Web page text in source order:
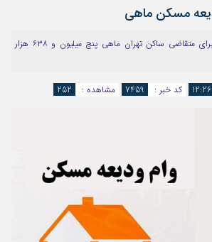
اپلیکیشنمسکن ماهی
​اقساط وام ودیعه مسکن برای متقاضی ساکن تهران ماهی پنج میلیون و ۶۳۸ هزار
کد خبر : 7459 مشاهده : 252